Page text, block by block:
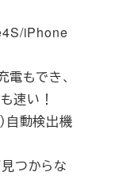
iPhone
もでき、
速い！
自動検出機
つからな